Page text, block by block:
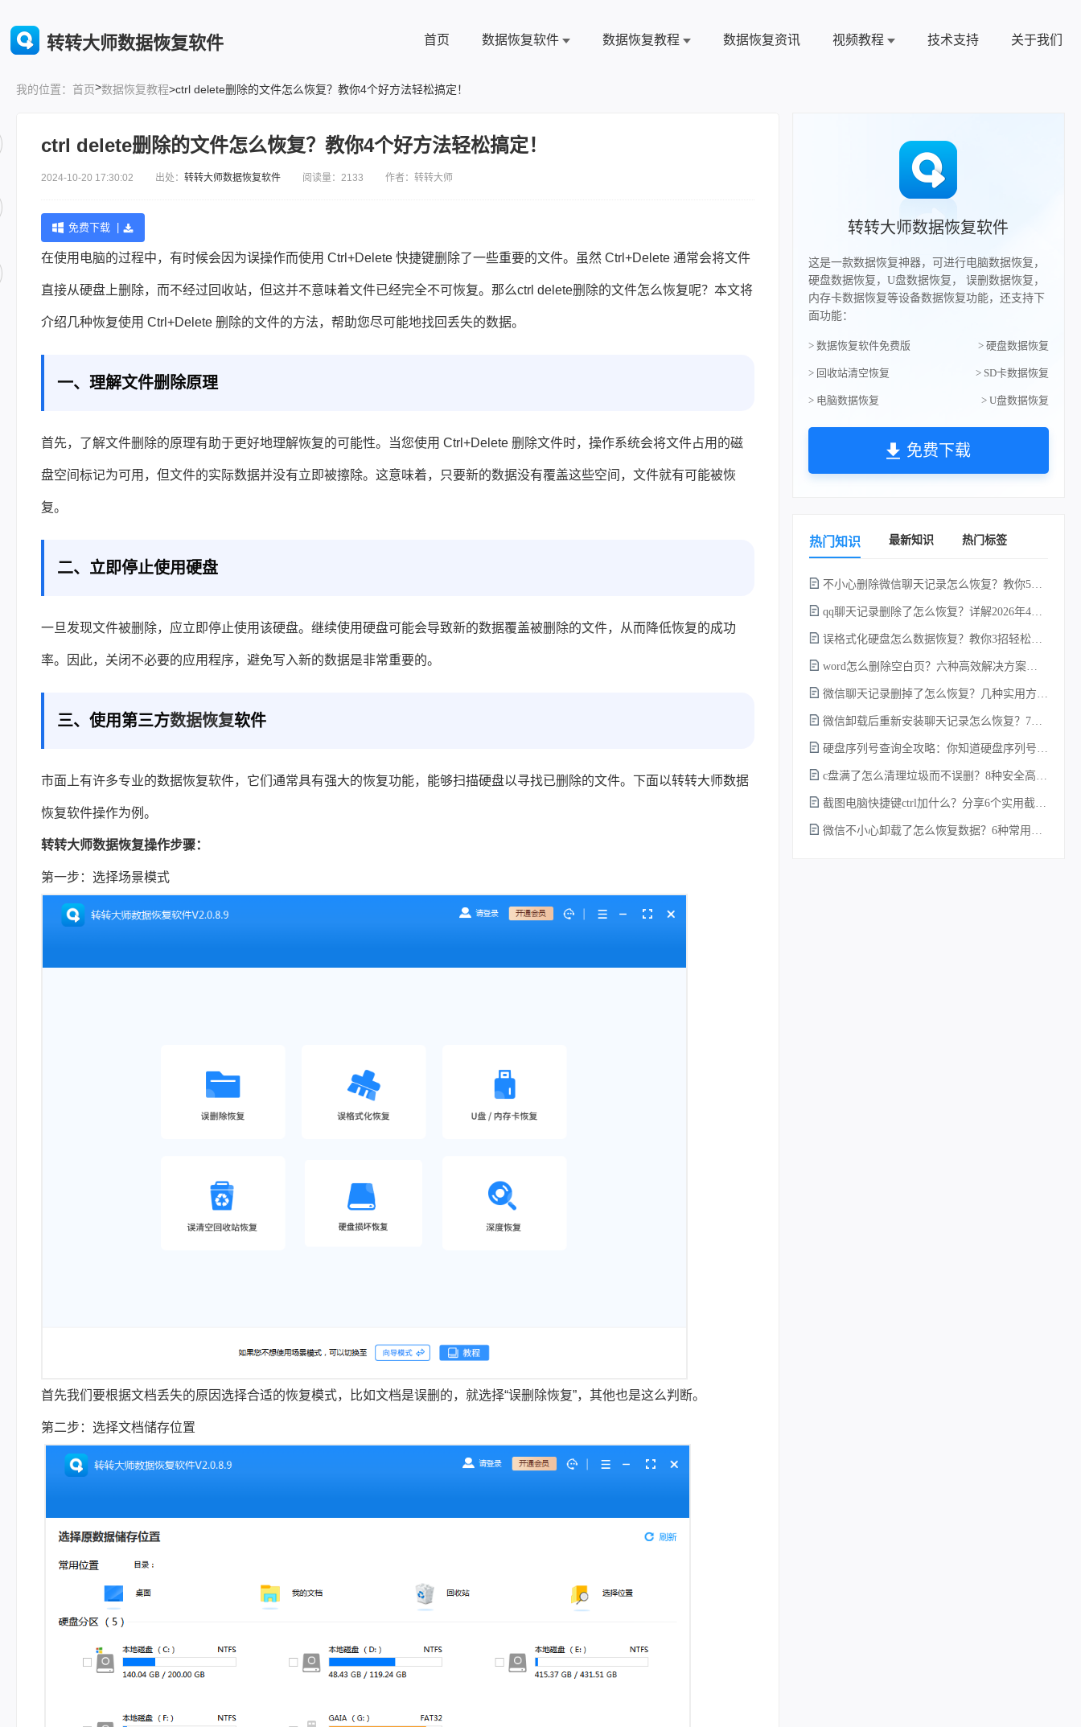
转转大师数据恢复软件 首页 数据恢复软件 数据恢复教程 数据恢复资讯 视频教程 技术支持 关于我们
我的位置： 首页>数据恢复教程>ctrl delete删除的文件怎么恢复？教你4个好方法轻松搞定！
ctrl delete删除的文件怎么恢复？教你4个好方法轻松搞定！
2024-10-20 17:30:02 出处： 转转大师数据恢复软件 阅读量：2133 作者：转转大师
免费下载 |
在使用电脑的过程中，有时候会因为误操作而使用 Ctrl+Delete 快捷键删除了一些重要的文件。虽然 Ctrl+Delete 通常会将文件
直接从硬盘上删除，而不经过回收站，但这并不意味着文件已经完全不可恢复。那么ctrl delete删除的文件怎么恢复呢？本文将
介绍几种恢复使用 Ctrl+Delete 删除的文件的方法，帮助您尽可能地找回丢失的数据。
一、理解文件删除原理
首先，了解文件删除的原理有助于更好地理解恢复的可能性。当您使用 Ctrl+Delete 删除文件时，操作系统会将文件占用的磁
盘空间标记为可用，但文件的实际数据并没有立即被擦除。这意味着，只要新的数据没有覆盖这些空间，文件就有可能被恢
复。
二、立即停止使用硬盘
一旦发现文件被删除，应立即停止使用该硬盘。继续使用硬盘可能会导致新的数据覆盖被删除的文件，从而降低恢复的成功
率。因此，关闭不必要的应用程序，避免写入新的数据是非常重要的。
三、使用第三方数据恢复软件
市面上有许多专业的数据恢复软件，它们通常具有强大的恢复功能，能够扫描硬盘以寻找已删除的文件。下面以转转大师数据
恢复软件操作为例。
转转大师数据恢复操作步骤：
第一步：选择场景模式
首先我们要根据文档丢失的原因选择合适的恢复模式，比如文档是误删的，就选择“误删除恢复”，其他也是这么判断。
第二步：选择文档储存位置
转转大师数据恢复软件
这是一款数据恢复神器，可进行电脑数据恢复，
硬盘数据恢复，U盘数据恢复， 误删数据恢复，
内存卡数据恢复等设备数据恢复功能，还支持下
面功能：
> 数据恢复软件免费版 > 硬盘数据恢复
> 回收站清空恢复 > SD卡数据恢复
> 电脑数据恢复 > U盘数据恢复
免费下载
热门知识 最新知识 热门标签
不小心删除微信聊天记录怎么恢复？教你5种简单找回的方法！
qq聊天记录删除了怎么恢复？详解2026年4种常用有效的方法（支持.db数据库提取）
误格式化硬盘怎么数据恢复？教你3招轻松恢复！
word怎么删除空白页？六种高效解决方案（2026年最新实操指南）！
微信聊天记录删掉了怎么恢复？几种实用方法详解！
微信卸载后重新安装聊天记录怎么恢复？7种实测有效的恢复方案详解！
硬盘序列号查询全攻略：你知道硬盘序列号怎么查吗？
c盘满了怎么清理垃圾而不误删？8种安全高效的方法详解+误删恢复指南！
截图电脑快捷键ctrl加什么？分享6个实用截图方法！
微信不小心卸载了怎么恢复数据？6种常用方法详解！